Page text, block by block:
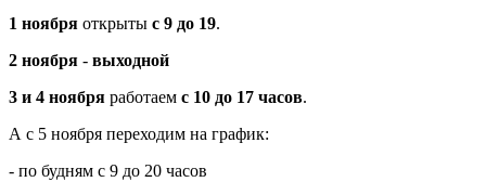
1 ноября открыты с 9 до 19.
2 ноября - выходной
3 и 4 ноября работаем с 10 до 17 часов.
А с 5 ноября переходим на график:
- по будням с 9 до 20 часов